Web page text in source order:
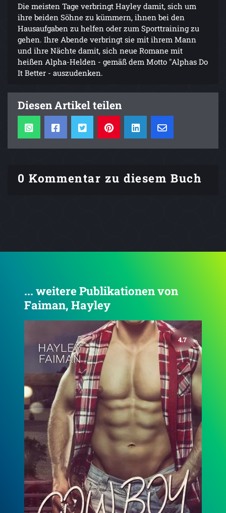
Die meisten Tage verbringt Hayley damit, sich um
ihre beiden Söhne zu kümmern, ihnen bei den
Hausaufgaben zu helfen oder zum Sporttraining zu
gehen. Ihre Abende verbringt sie mit ihrem Mann
und ihre Nächte damit, sich neue Romane mit
heißen Alpha-Helden - gemäß dem Motto "Alphas Do
It Better - auszudenken.
Diesen Artikel teilen
0 Kommentar zu diesem Buch
... weitere Publikationen von
Faiman, Hayley
4.4